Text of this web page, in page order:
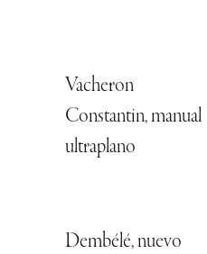
Vacheron
Constantin, manual
ultraplano
Dembélé, nuevo